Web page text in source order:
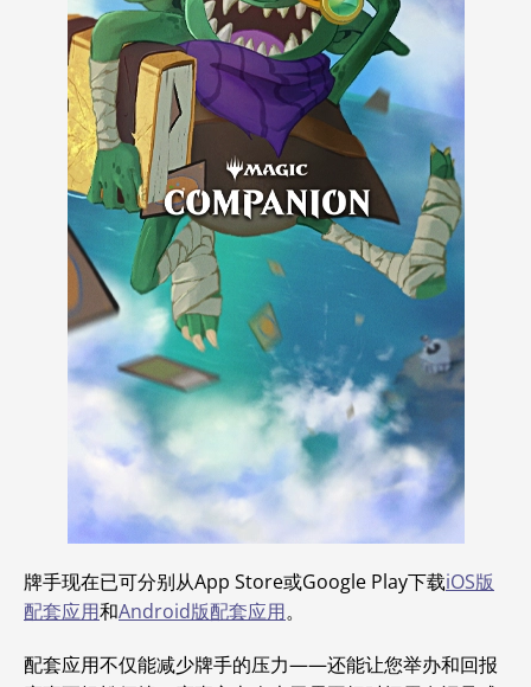
牌手现在已可分别从App Store或Google Play下载iOS版
配套应用和Android版配套应用。
配套应用不仅能减少牌手的压力——还能让您举办和回报